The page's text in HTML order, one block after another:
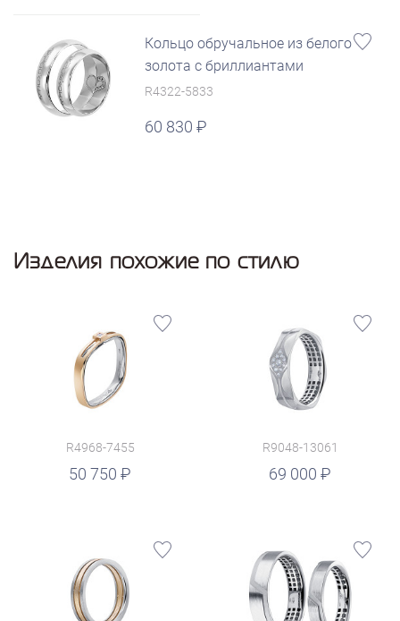
Кольцо обручальное из белого
золота с бриллиантами
R4322-5833
60 830
Изделия похожие по стилю
R4968-7455
50 750
R9048-13061
69 000